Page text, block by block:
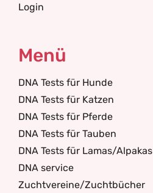
Login
Menü
DNA Tests für Hunde
DNA Tests für Katzen
DNA Tests für Pferde
DNA Tests für Tauben
DNA Tests für Lamas/Alpakas
DNA service
Zuchtvereine/Zuchtbücher